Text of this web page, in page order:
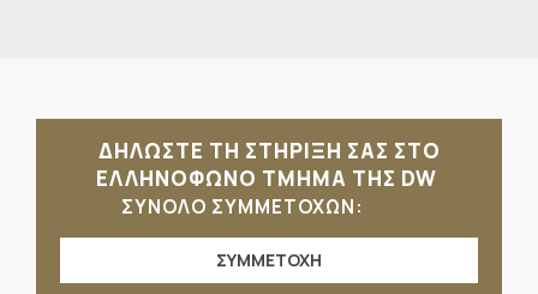
ΔΗΛΩΣΤΕ ΤΗ ΣΤΗΡΙΞΗ ΣΑΣ ΣΤΟ
ΕΛΛΗΝΟΦΩΝΟ ΤΜΗΜΑ ΤΗΣ DW
ΣΥΝΟΛΟ ΣΥΜΜΕΤΟΧΩΝ:
ΣΥΜΜΕΤΟΧΗ